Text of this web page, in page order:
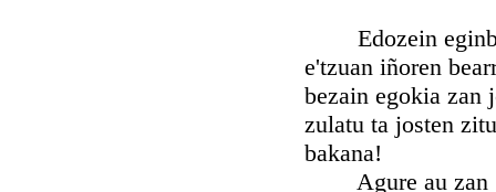
Edozein
e'tzuan iñoren
bezain egokia zan
zulatu ta josten
bakana!
Agure au zan